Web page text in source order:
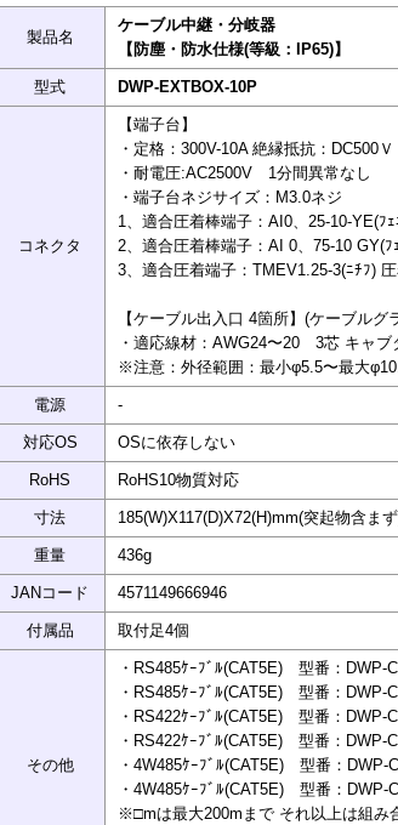
製品名
ケーブル中継・分岐器
【防塵・防水仕様(等級：IP65)】
型式 DWP-EXTBOX-10P
コネクタ
【端子台】
・定格：300V-10A 絶縁抵抗：DC500
・耐電圧:AC2500V 1分間異常なし
・端子台ネジサイズ：M3.0ネジ
1、適合圧着棒端子：AI0、25-10-YE(ﾌ
2、適合圧着棒端子：AI 0、75-10 GY(
3、適合圧着端子：TMEV1.25-3(ﾆﾁﾌ)
【ケーブル出入口 4箇所】(ケーブルグ
・適応線材：AWG24〜20 3芯 キャブ
※注意：外径範囲：最小φ5.5〜最大
電源 -
対応OS OSに依存しない
RoHS RoHS10物質対応
寸法 185(W)X117(D)X72(H)mm(突起物含ま
重量 436g
JANコード 4571149666946
付属品 取付足4個
その他
・RS485ｹｰﾌﾞﾙ(CAT5E) 型番：
・RS485ｹｰﾌﾞﾙ(CAT5E) 型番：
・RS422ｹｰﾌﾞﾙ(CAT5E) 型番：
・RS422ｹｰﾌﾞﾙ(CAT5E) 型番：DWP-
・4W485ｹｰﾌﾞﾙ(CAT5E) 型番：DWP-
・4W485ｹｰﾌﾞﾙ(CAT5E) 型番：DWP-
※□mは最大200mまで それ以上は組み